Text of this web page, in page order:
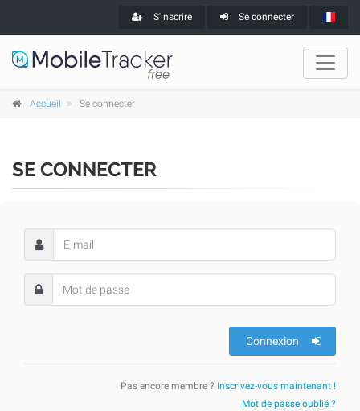
S'inscrire Se connecter
Accueil Se connecter
SE CONNECTER
Connexion
Pas encore membre ? Inscrivez-vous maintenant !
Mot de passe oublié ?